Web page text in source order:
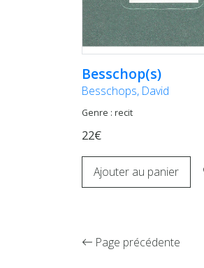
Besschop(s)
Besschops, David
Genre : recit
22€
Ajouter au panier
Page précédente